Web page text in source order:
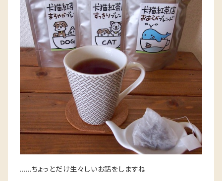
……ちょっとだけ生々しいお話をしますね